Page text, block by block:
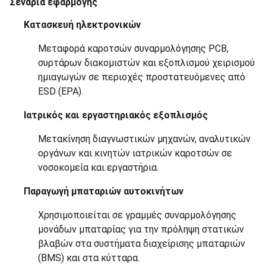
Κατασκευή ηλεκτρονικών
Μεταφορά καροτσών συναρμολόγησης PCB,
συρτάρων διακομιστών και εξοπλισμού χειρισμού
ημιαγωγών σε περιοχές προστατευόμενες από
ESD (EPA).
Ιατρικός και εργαστηριακός εξοπλισμός
Μετακίνηση διαγνωστικών μηχανών, αναλυτικών
οργάνων και κινητών ιατρικών καροτσών σε
νοσοκομεία και εργαστήρια.
Παραγωγή μπαταριών αυτοκινήτων
Χρησιμοποιείται σε γραμμές συναρμολόγησης
μονάδων μπαταρίας για την πρόληψη στατικών
βλαβών στα συστήματα διαχείρισης μπαταριών
(BMS) και στα κύτταρα.